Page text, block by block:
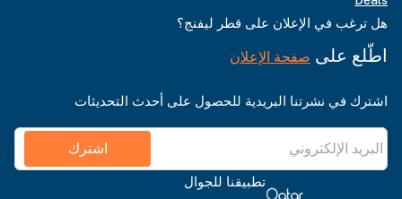
هل ترغب في الإعلان على قطر ليفنج؟
اطّلع على صفحة الإعلان
اشترك في نشرتنا البريدية للحصول على أحدث التحديثات
اشترك
تطبيقنا للجوال